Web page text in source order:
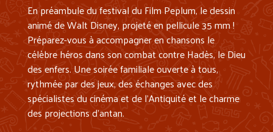
En préambule du festival du Film Peplum, le dessin
animé de Walt Disney, projeté en pellicule 35 mm !
Préparez-vous à accompagner en chansons le
célèbre héros dans son combat contre Hadès, le Dieu
des enfers. Une soirée familiale ouverte à tous,
rythmée par des jeux, des échanges avec des
spécialistes du cinéma et de l’Antiquité et le charme
des projections d’antan.